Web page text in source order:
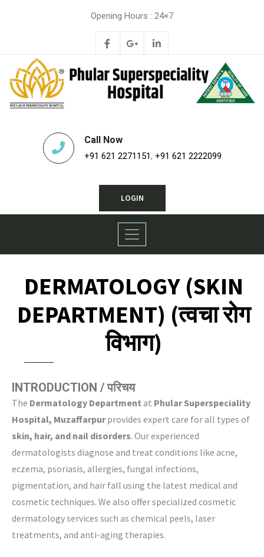
Opening Hours : 24×7
Call Now
+91 621 2271151, +91 621 2222099
LOGIN
DERMATOLOGY (SKIN
DEPARTMENT) (त्वचा रोग
विभाग)
INTRODUCTION / परिचय
The Dermatology Department at Phular Superspeciality
Hospital, Muzaffarpurprovides expert care for all types of
skin, hair, and nail disorders. Our experienced
dermatologists diagnose and treat conditions like acne,
eczema, psoriasis, allergies, fungal infections,
pigmentation, and hair fall using the latest medical and
cosmetic techniques. We also offer specialized cosmetic
dermatology services such as chemical peels, laser
treatments, and anti-aging therapies.